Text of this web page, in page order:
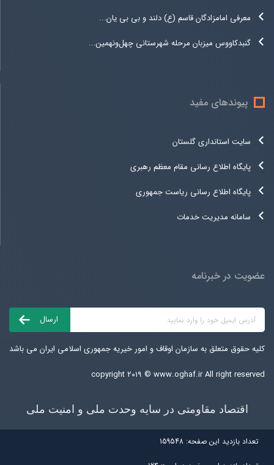
معرفی امامزادگان قاسم (ع) دلند و بی بی یان...
گنبدکاووس میزبان مرحله شهرستانی چهل‌ونهمین...
پیوندهای مفید
سایت استانداری گلستان
پایگاه اطلاع رسانی مقام معظم رهبری
پایگاه اطلاع رسانی ریاست جمهوری
سامانه مدیریت خدمات
عضویت در خبرنامه
کلیه حقوق متعلق به سازمان اوقاف و امور خیریه جمهوری اسلامی ایران می باشد
copyright ۲۰۱۹ © www.oghaf.irAll right reserved
اقتصاد مقاومتی در سایه وحدت ملی و امنیت ملی
تعداد بازديد اين صفحه: 159548